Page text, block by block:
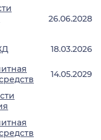
26.06.2028
18.03.2026
14.05.2029